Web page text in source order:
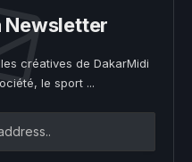
Newsletter
créatives de DakarMidi
le sport ...